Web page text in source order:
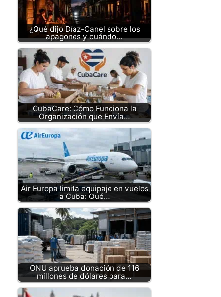
¿Qué dijo Díaz-Canel sobre los
apagones y cuándo…
CubaCare: Cómo Funciona la
Organización que Envía…
Air Europa limita equipaje en vuelos
a Cuba: Qué…
ONU aprueba donación de 116
millones de dólares para…